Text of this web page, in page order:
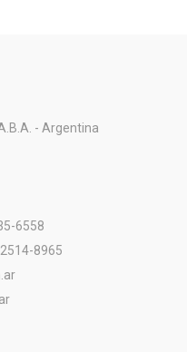
- Argentina
6558
8965